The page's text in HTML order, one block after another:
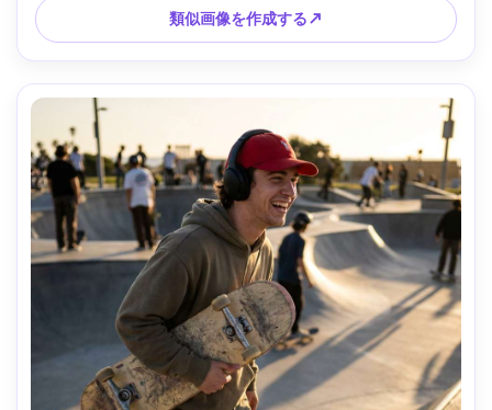
画のような照明 --ar 4:5
類似画像を作成する↗